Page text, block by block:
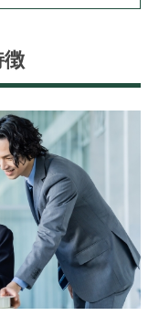
徴